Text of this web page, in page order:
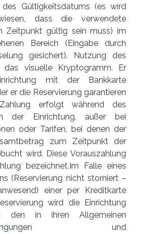
des Gültigkeitsdatums (es wird
dass die verwendete
Zeitpunkt gültig sein muss) im
Bereich (Eingabe durch
gesichert). Nutzung des
das visuelle Kryptogramm. Er
mit der Bankkarte
er die Reservierung garantieren
erfolgt während des
der Einrichtung, außer bei
oder Tarifen, bei denen der
zum Zeitpunkt der
wird. Diese Vorauszahlung
bezeichnet.Im Falle eines
(Reservierung nicht storniert –
einer per Kreditkarte
wird die Einrichtung
den in ihren Allgemeinen
und